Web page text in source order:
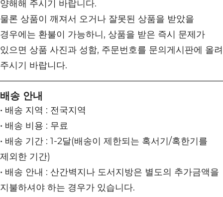
양해해 주시기 바랍니다.
물론 상품이 깨져서 오거나 잘못된 상품을 받았을
경우에는 환불이 가능하니, 상품을 받은 즉시 문제가
있으면 상품 사진과 성함, 주문번호를 문의게시판에 올려
주시기 바랍니다.
배송 안내
• 배송 지역 : 전국지역
• 배송 비용 : 무료
• 배송 기간 : 1-2달(배송이 제한되는 혹서기/혹한기를
제외한 기간)
• 배송 안내 : 산간벽지나 도서지방은 별도의 추가금액을
지불하셔야 하는 경우가 있습니다.